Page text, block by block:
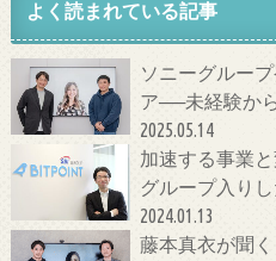
よく読まれている記事
ソニーグルー
ア──未経験か
2025.05.14
加速する事業
グループ入り
今をCTOに聞い
2024.01.13
藤本真衣が聞